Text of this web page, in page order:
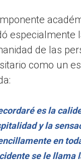
especialmente
de las
como un
es la
y la
en
se le llama